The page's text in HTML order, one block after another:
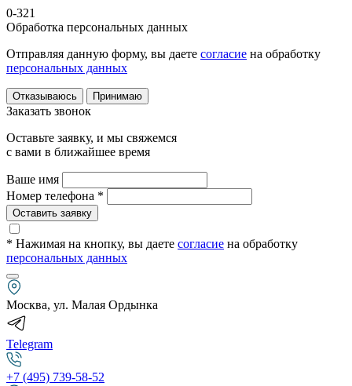
0-321
Обработка персональных данных
Отправляя данную форму, вы даете согласие на обработку
персональных данных
Отказываюсь Принимаю
Заказать звонок
Оставьте заявку, и мы свяжемся
с вами в ближайшее время
Ваше имя
Номер телефона *
Оставить заявку
* Нажимая на кнопку, вы даете согласие на обработку
персональных данных
Москва, ул. Малая Ордынка
Telegram
+7 (495) 739-58-52